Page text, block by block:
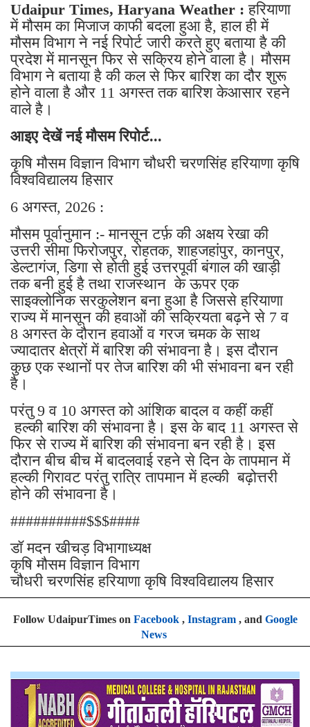
Udaipur Times, Haryana Weather :हरियाणा
में मौसम का मिजाज काफी बदला हुआ है, हाल ही में
मौसम विभाग ने नई रिपोर्ट जारी करते हुए बताया है की
प्रदेश में मानसून फिर से सक्रिय होने वाला है। मौसम
विभाग ने बताया है की कल से फिर बारिश का दौर शुरू
होने वाला है और 11 अगस्त तक बारिश केआसार रहने
वाले है।
आइए देखें नई मौसम रिपोर्ट...
कृषि मौसम विज्ञान विभाग चौधरी चरणसिंह हरियाणा कृषि
विश्वविद्यालय हिसार
6 अगस्त, 2026 :
मौसम पूर्वानुमान :- मानसून टर्फ़ की अक्षय रेखा की
उत्तरी सीमा फिरोजपुर, रोहतक, शाहजहांपुर, कानपुर,
डेल्टागंज, डिगा से होती हुई उत्तरपूर्वी बंगाल की खाड़ी
तक बनी हुई है तथा राजस्थान के ऊपर एक
साइक्लोनिक सरकुलेशन बना हुआ है जिससे हरियाणा
राज्य में मानसून की हवाओं की सक्रियता बढ़ने से 7 व
8 अगस्त के दौरान हवाओं व गरज चमक के साथ
ज्यादातर क्षेत्रों में बारिश की संभावना है। इस दौरान
कुछ एक स्थानों पर तेज बारिश की भी संभावना बन रही
है।
परंतु 9 व 10 अगस्त को आंशिक बादल व कहीं कहीं
हल्की बारिश की संभावना है। इस के बाद 11 अगस्त से
फिर से राज्य में बारिश की संभावना बन रही है। इस
दौरान बीच बीच में बादलवाई रहने से दिन के तापमान में
हल्की गिरावट परंतु रात्रि तापमान में हल्की बढ़ोत्तरी
होने की संभावना है।
##########$$$####
डॉ मदन खीचड़ विभागाध्यक्ष
कृषि मौसम विज्ञान विभाग
चौधरी चरणसिंह हरियाणा कृषि विश्वविद्यालय हिसार
Follow UdaipurTimes on Facebook, Instagram, and Google
News